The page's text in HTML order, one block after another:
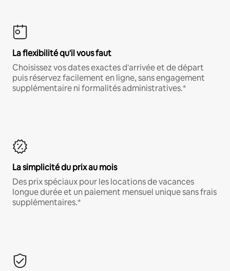
La flexibilité qu'il vous faut
Choisissez vos dates exactes d'arrivée et de départ
puis réservez facilement en ligne, sans engagement
supplémentaire ni formalités administratives.*
La simplicité du prix au mois
Des prix spéciaux pour les locations de vacances
longue durée et un paiement mensuel unique sans frais
supplémentaires.*